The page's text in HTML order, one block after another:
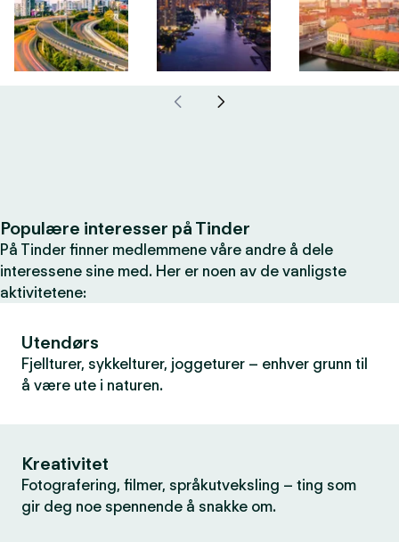
Populære interesser på Tinder
På Tinder finner medlemmene våre andre å dele
interessene sine med. Her er noen av de vanligste
aktivitetene:
Utendørs
Fjellturer, sykkelturer, joggeturer – enhver grunn til
å være ute i naturen.
Kreativitet
Fotografering, filmer, språkutveksling – ting som
gir deg noe spennende å snakke om.